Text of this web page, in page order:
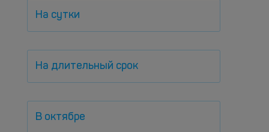
На сутки
На длительный срок
В октябре